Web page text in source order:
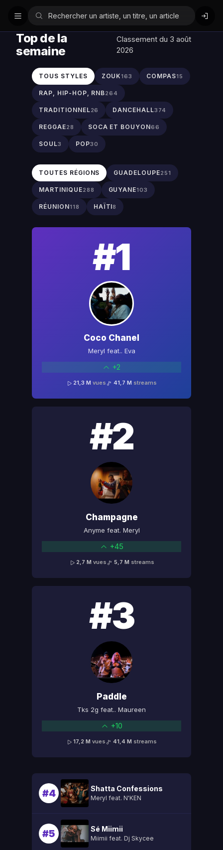
Top de la
semaine
Classement du 3 août
2026
TOUS STYLES ZOUK163 COMPAS15
RAP, HIP-HOP, RNB264
TRADITIONNEL26 DANCEHALL374
REGGAE28 SOCA ET BOUYON66
SOUL3 POP30
TOUTES RÉGIONS GUADELOUPE251
MARTINIQUE288 GUYANE103
RÉUNION118 HAÏTI8
#2
Champagne
Anyme feat. Meryl
+45
2,7 M vues 5,7 M streams
#1
Coco Chanel
Meryl feat.. Eva
+2
21,3 M vues 41,7 M streams
#3
Paddle
Tks 2g feat.. Maureen
+10
17,2 M vues 41,4 M streams
#4 Shatta Confessions
Meryl feat. N'KEN
#5 Sé Miimii
Miimii feat. Dj Skycee